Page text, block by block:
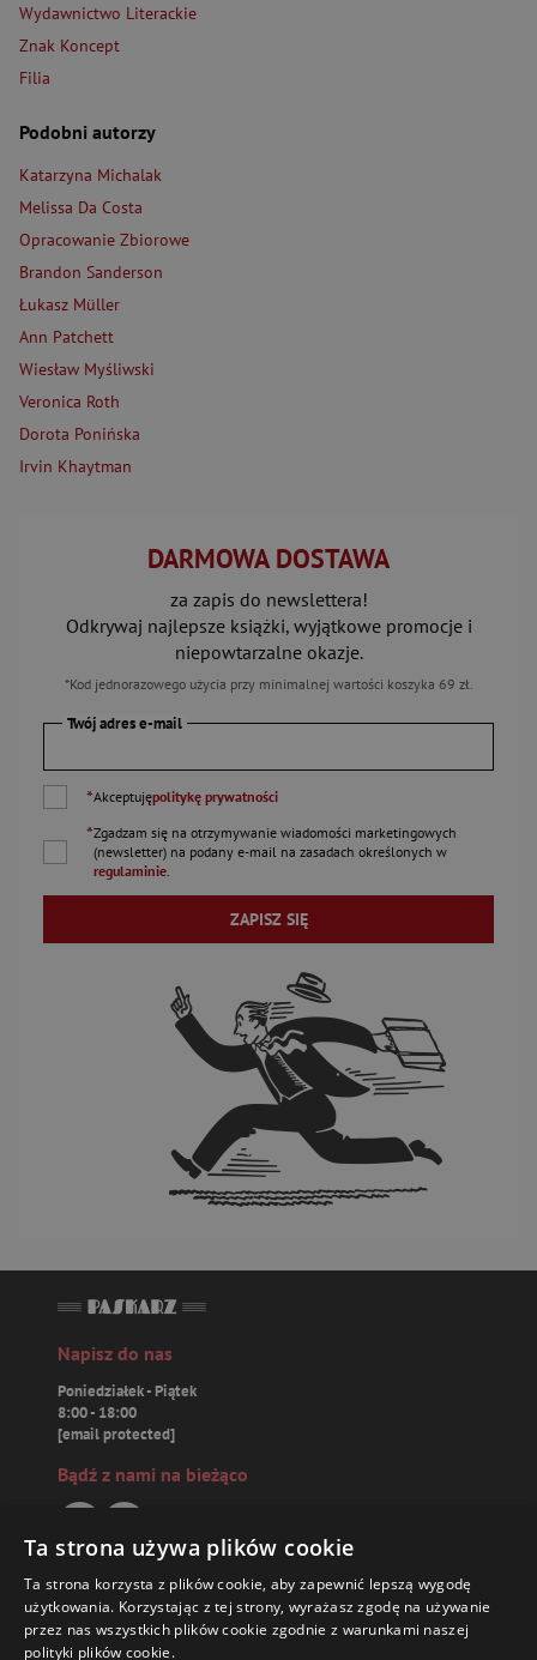
Wydawnictwo Literackie
Znak Koncept
Filia
Podobni autorzy
Katarzyna Michalak
Melissa Da Costa
Opracowanie Zbiorowe
Brandon Sanderson
Łukasz Müller
Ann Patchett
Wiesław Myśliwski
Veronica Roth
Dorota Ponińska
Irvin Khaytman
DARMOWA DOSTAWA
za zapis do newslettera!
Odkrywaj najlepsze książki, wyjątkowe promocje i
niepowtarzalne okazje.
*Kod jednorazowego użycia przy minimalnej wartości koszyka 69 zł.
Twój adres e-mail
*Akceptujępolitykę prywatności
*Zgadzam się na otrzymywanie wiadomości marketingowych
(newsletter) na podany e-mail na zasadach określonych w
regulaminie.
ZAPISZ SIĘ
Napisz do nas
Poniedziałek - Piątek
8:00 - 18:00
[email protected]
Bądź z nami na bieżąco
Paskarz.pl
Ta strona używa plików cookie
Ta strona korzysta z plików cookie, aby zapewnić lepszą wygodę
użytkowania. Korzystając z tej strony, wyrażasz zgodę na używanie
przez nas wszystkich plików cookie zgodnie z warunkami naszej
polityki plików cookie.